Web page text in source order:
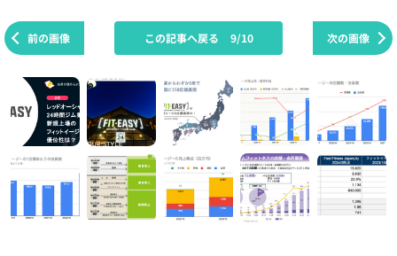
前の画像 次の画像
この記事へ戻る 9/10